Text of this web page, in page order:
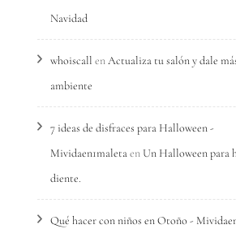
Navidad
whoiscall enActualiza tu salón y dale
ambiente
7 ideas de disfraces para Halloween -
Mividaen1maletaenUn Halloween para
diente.
Qué hacer con niños en Otoño -